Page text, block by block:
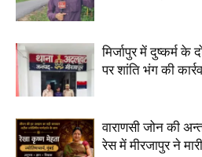
मिर्जापुर में दुष्कर्म के
पर शांति भंग की
वाराणसी जोन की
रेस में मीरजापुर ने